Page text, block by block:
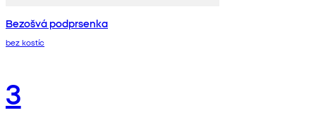
Bezošvá podprsenka
bez kostíc
3